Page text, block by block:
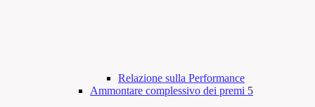
Relazione sulla Performance
Ammontare complessivo dei premi 5